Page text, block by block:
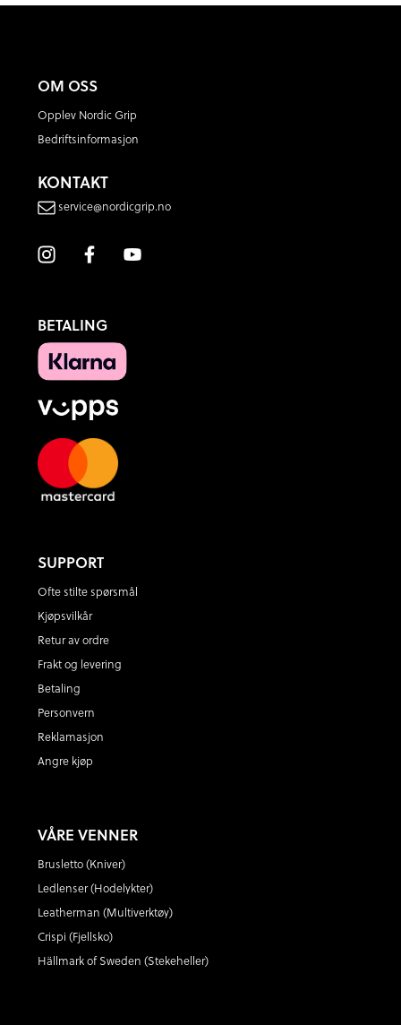
OM OSS
Opplev Nordic Grip
Bedriftsinformasjon
KONTAKT
service@nordicgrip.no
BETALING
SUPPORT
Ofte stilte spørsmål
Kjøpsvilkår
Retur av ordre
Frakt og levering
Betaling
Personvern
Reklamasjon
Angre kjøp
VÅRE VENNER
Brusletto (Kniver)
Ledlenser (Hodelykter)
Leatherman (Multiverktøy)
Crispi (Fjellsko)
Hällmark of Sweden (Stekeheller)